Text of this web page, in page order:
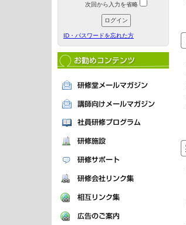
次回から入力を省略
ID・パスワードを忘れた方